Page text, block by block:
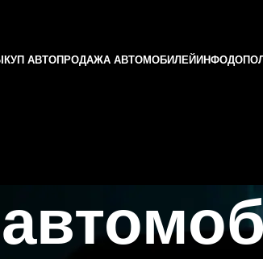
АВТОПРОДАЖА АВТОМОБИЛЕЙ ИНФО